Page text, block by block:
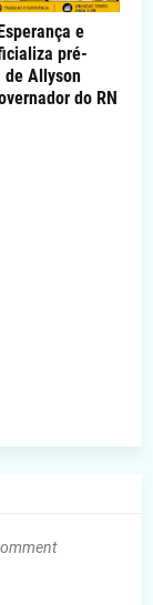
e
pré-
de Allyson
do RN